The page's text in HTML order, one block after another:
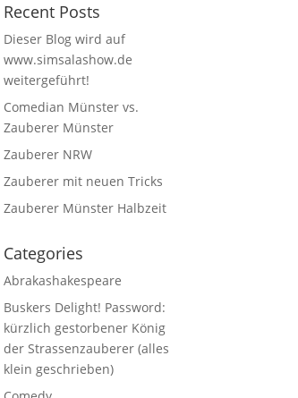
Recent Posts
Dieser Blog wird auf
www.simsalashow.de
weitergeführt!
Comedian Münster vs.
Zauberer Münster
Zauberer NRW
Zauberer mit neuen Tricks
Zauberer Münster Halbzeit
Categories
Abrakashakespeare
Buskers Delight! Password:
kürzlich gestorbener König
der Strassenzauberer (alles
klein geschrieben)